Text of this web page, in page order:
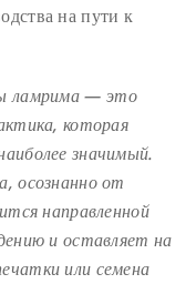
на пути к
ламрима — это
которая
значимый.
осознанно от
направленной
и оставляет на
или семена